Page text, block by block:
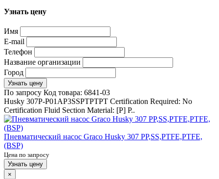
Узнать цену
Имя
E-mail
Телефон
Название организации
Город
Узнать цену
По запросу Код товара: 6841-03
Husky 307P-P01AP3SSPTPTPT Certification Required: No
Certification Fluid Section Material: [P] P..
Пневматический насос Graco Husky 307 PP,SS,PTFE,PTFE,
(BSP)
Цена по запросу
Узнать цену
×